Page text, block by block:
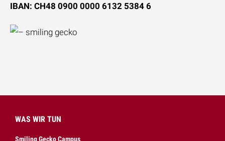
IBAN: CH48 0900 0000 6132 5384 6
WAS WIR TUN
Smiling Gecko Campus